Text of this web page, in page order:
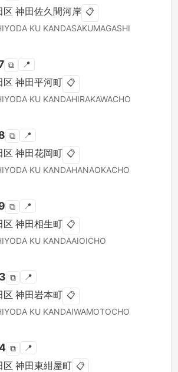
区 神田佐久間河岸 📋
KU KANDASAKUMAGASHI
⧉ 📍
区 神田平河町 📋
KU KANDAHIRAKAWACHO
⧉ 📍
区 神田花岡町 📋
KU KANDAHANAOKACHO
⧉ 📍
区 神田相生町 📋
KU KANDAAIOICHO
⧉ 📍
区 神田岩本町 📋
KU KANDAIWAMOTOCHO
⧉ 📍
区 神田東紺屋町 📋